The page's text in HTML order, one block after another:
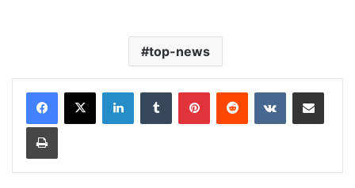
top-news
LinkedInTumblr PinterestReddit VKontakteShare via Email
Print